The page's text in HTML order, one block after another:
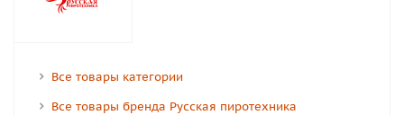
Все товары категории
Все товары бренда Русская пиротехника